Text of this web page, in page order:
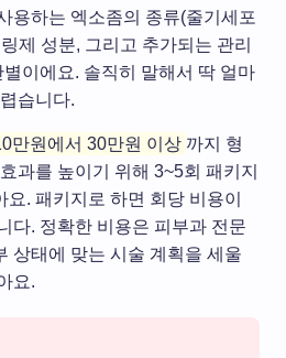
용하는 엑소좀의 종류(줄기세포
제 성분, 그리고 추가되는 관리
이에요. 솔직히 말해서 딱 얼마
습니다.
만원에서 30만원 이상 까지 형
과를 높이기 위해 3~5회 패키지
. 패키지로 하면 회당 비용이
다. 정확한 비용은 피부과 전문
상태에 맞는 시술 계획을 세울
요.